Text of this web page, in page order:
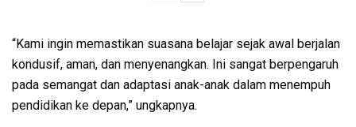
“Kami ingin memastikan suasana belajar sejak awal berjalan
kondusif, aman, dan menyenangkan. Ini sangat berpengaruh
pada semangat dan adaptasi anak-anak dalam menempuh
pendidikan ke depan,” ungkapnya.